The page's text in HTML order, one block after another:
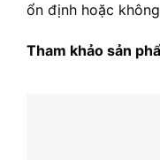
ổn định hoặc
Tham khảo sản